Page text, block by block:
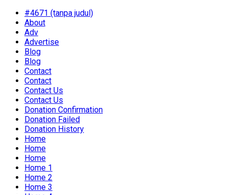
#4671 (tanpa judul)
About
Adv
Advertise
Blog
Blog
Contact
Contact
Contact Us
Contact Us
Donation Confirmation
Donation Failed
Donation History
Home
Home
Home
Home 1
Home 2
Home 3